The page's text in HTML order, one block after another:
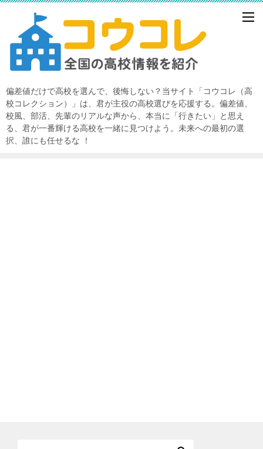
偏差値だけで高校を選んで、後悔しない？当サイト「コウコレ（高
校コレクション）」は、君が主役の高校選びを応援する。偏差値、
校風、部活、先輩のリアルな声から、本当に「行きたい」と思え
る、君が一番輝ける高校を一緒に見つけよう。未来への最初の選
択、誰にも任せるな ！